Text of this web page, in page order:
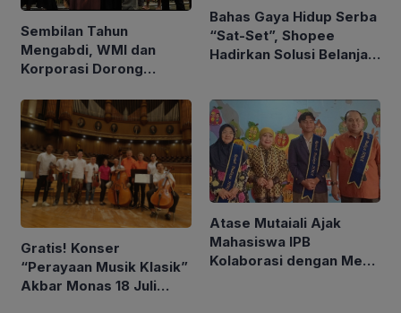
Sembilan Tahun
Mengabdi, WMI dan
Korporasi Dorong
Komunitas Difabel
Bahas Gaya Hidup Serba
“Sat-Set”, Shopee
Hadirkan Solusi Belanja
Gratis! Konser
“Perayaan Musik Klasik”
Akbar Monas 18 Juli
Atase Mutaiali Ajak
Mahasiswa IPB
Kolaborasi dengan Mesir